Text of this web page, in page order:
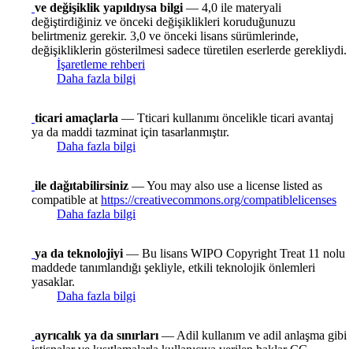
ve değişiklik yapıldıysa bilgi — 4,0 ile materyali
değiştirdiğiniz ve önceki değişiklikleri koruduğunuzu
belirtmeniz gerekir. 3,0 ve önceki lisans sürümlerinde,
değişikliklerin gösterilmesi sadece türetilen eserlerde gerekliydi.
İşaretleme rehberi
Daha fazla bilgi
ticari amaçlarla — Tticari kullanımı öncelikle ticari avantaj
ya da maddi tazminat için tasarlanmıştır.
Daha fazla bilgi
ile dağıtabilirsiniz — You may also use a license listed as
compatible at https://creativecommons.org/compatiblelicenses
Daha fazla bilgi
ya da teknolojiyi — Bu lisans WIPO Copyright Treat 11 nolu
maddede tanımlandığı şekliyle, etkili teknolojik önlemleri
yasaklar.
Daha fazla bilgi
ayrıcalık ya da sınırları — Adil kullanım ve adil anlaşma gibi